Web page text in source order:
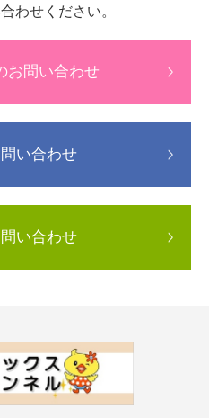
わせください。
お問い合わせ
い合わせ
い合わせ